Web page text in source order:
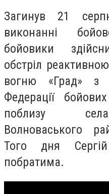
Загинув 21
виконанні
бойовики
обстріл
вогню «Град» з
Федерації
поблизу
Волноваського
Того дня
побратима.